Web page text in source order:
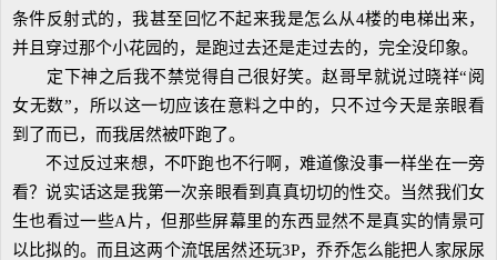
条件反射式的，我甚至回忆不起来我是怎么从4楼的电梯出来，
并且穿过那个小花园的，是跑过去还是走过去的，完全没印象。
定下神之后我不禁觉得自己很好笑。赵哥早就说过晓祥“阅
女无数”，所以这一切应该在意料之中的，只不过今天是亲眼看
到了而已，而我居然被吓跑了。
不过反过来想，不吓跑也不行啊，难道像没事一样坐在一旁
看？说实话这是我第一次亲眼看到真真切切的性交。当然我们女
生也看过一些A片，但那些屏幕里的东西显然不是真实的情景可
以比拟的。而且这两个流氓居然还玩3P，乔乔怎么能把人家尿尿